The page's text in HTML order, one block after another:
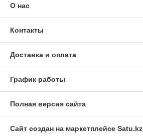
О нас
Контакты
Доставка и оплата
График работы
Полная версия сайта
Сайт создан на маркетплейсе Satu.kz